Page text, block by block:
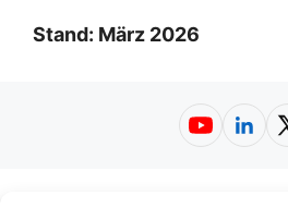
Stand: März 2026
YouTube